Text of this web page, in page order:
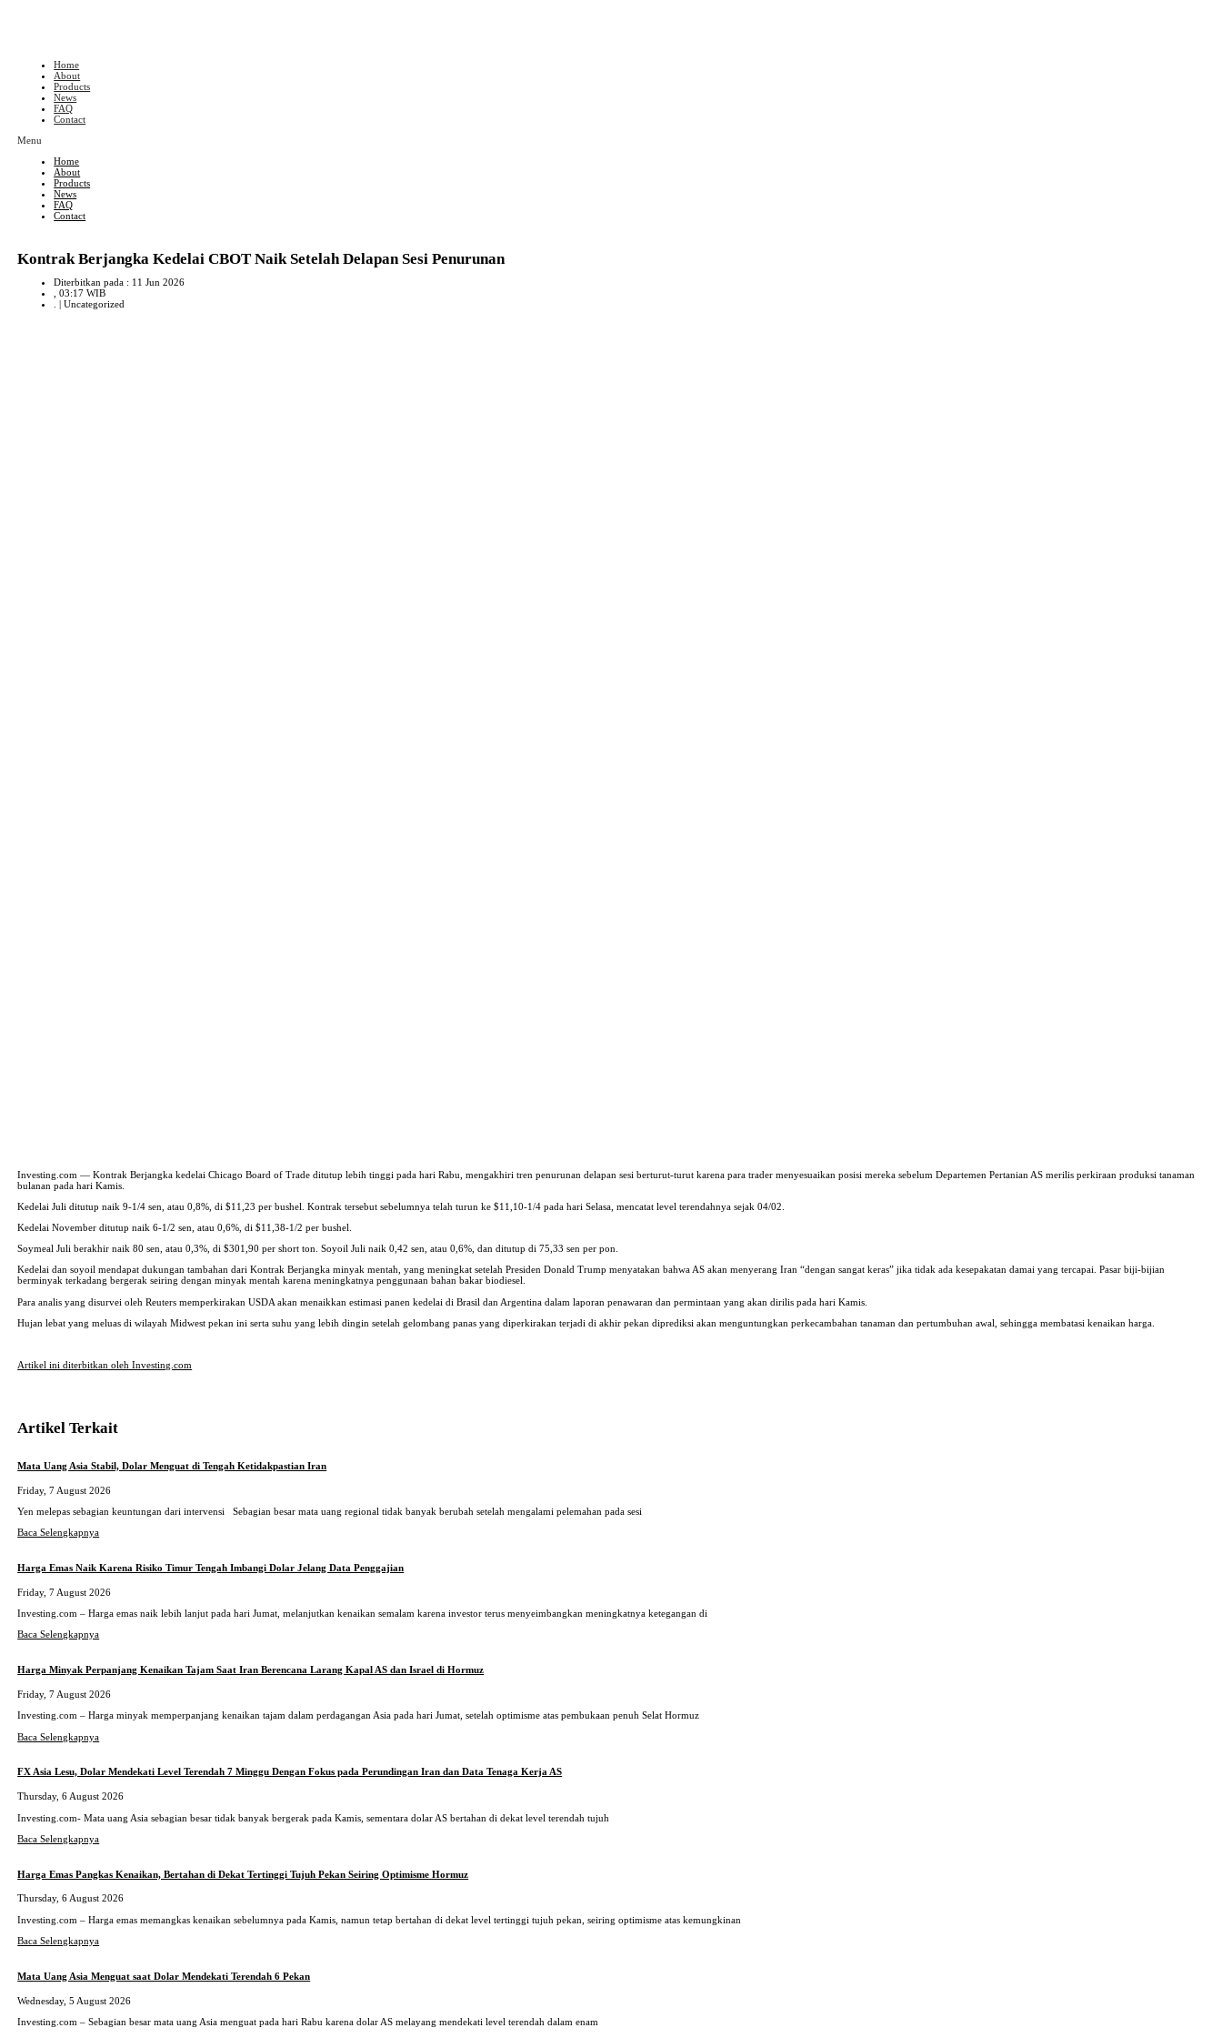
Home
About
Products
News
FAQ
Contact
Menu
Home
About
Products
News
FAQ
Contact
Kontrak Berjangka Kedelai CBOT Naik Setelah Delapan Sesi Penurunan
Diterbitkan pada : 11 Jun 2026
, 03:17 WIB
. | Uncategorized
Investing.com — Kontrak Berjangka kedelai Chicago Board of Trade ditutup lebih tinggi pada hari Rabu, mengakhiri tren penurunan delapan sesi berturut-turut karena para trader menyesuaikan posisi mereka sebelum Departemen Pertanian AS merilis perkiraan produksi tanaman
bulanan pada hari Kamis.
Kedelai Juli ditutup naik 9-1/4 sen, atau 0,8%, di $11,23 per bushel. Kontrak tersebut sebelumnya telah turun ke $11,10-1/4 pada hari Selasa, mencatat level terendahnya sejak 04/02.
Kedelai November ditutup naik 6-1/2 sen, atau 0,6%, di $11,38-1/2 per bushel.
Soymeal Juli berakhir naik 80 sen, atau 0,3%, di $301,90 per short ton. Soyoil Juli naik 0,42 sen, atau 0,6%, dan ditutup di 75,33 sen per pon.
Kedelai dan soyoil mendapat dukungan tambahan dari Kontrak Berjangka minyak mentah, yang meningkat setelah Presiden Donald Trump menyatakan bahwa AS akan menyerang Iran “dengan sangat keras” jika tidak ada kesepakatan damai yang tercapai. Pasar biji-bijian
berminyak terkadang bergerak seiring dengan minyak mentah karena meningkatnya penggunaan bahan bakar biodiesel.
Para analis yang disurvei oleh Reuters memperkirakan USDA akan menaikkan estimasi panen kedelai di Brasil dan Argentina dalam laporan penawaran dan permintaan yang akan dirilis pada hari Kamis.
Hujan lebat yang meluas di wilayah Midwest pekan ini serta suhu yang lebih dingin setelah gelombang panas yang diperkirakan terjadi di akhir pekan diprediksi akan menguntungkan perkecambahan tanaman dan pertumbuhan awal, sehingga membatasi kenaikan harga.
Artikel ini diterbitkan oleh Investing.com
Artikel Terkait
Mata Uang Asia Stabil, Dolar Menguat di Tengah Ketidakpastian Iran
Friday, 7 August 2026
Yen melepas sebagian keuntungan dari intervensi Sebagian besar mata uang regional tidak banyak berubah setelah mengalami pelemahan pada sesi
Baca Selengkapnya
Harga Emas Naik Karena Risiko Timur Tengah Imbangi Dolar Jelang Data Penggajian
Friday, 7 August 2026
Investing.com – Harga emas naik lebih lanjut pada hari Jumat, melanjutkan kenaikan semalam karena investor terus menyeimbangkan meningkatnya ketegangan di
Baca Selengkapnya
Harga Minyak Perpanjang Kenaikan Tajam Saat Iran Berencana Larang Kapal AS dan Israel di Hormuz
Friday, 7 August 2026
Investing.com – Harga minyak memperpanjang kenaikan tajam dalam perdagangan Asia pada hari Jumat, setelah optimisme atas pembukaan penuh Selat Hormuz
Baca Selengkapnya
FX Asia Lesu, Dolar Mendekati Level Terendah 7 Minggu Dengan Fokus pada Perundingan Iran dan Data Tenaga Kerja AS
Thursday, 6 August 2026
Investing.com- Mata uang Asia sebagian besar tidak banyak bergerak pada Kamis, sementara dolar AS bertahan di dekat level terendah tujuh
Baca Selengkapnya
Harga Emas Pangkas Kenaikan, Bertahan di Dekat Tertinggi Tujuh Pekan Seiring Optimisme Hormuz
Thursday, 6 August 2026
Investing.com – Harga emas memangkas kenaikan sebelumnya pada Kamis, namun tetap bertahan di dekat level tertinggi tujuh pekan, seiring optimisme atas kemungkinan
Baca Selengkapnya
Mata Uang Asia Menguat saat Dolar Mendekati Terendah 6 Pekan
Wednesday, 5 August 2026
Investing.com – Sebagian besar mata uang Asia menguat pada hari Rabu karena dolar AS melayang mendekati level terendah dalam enam